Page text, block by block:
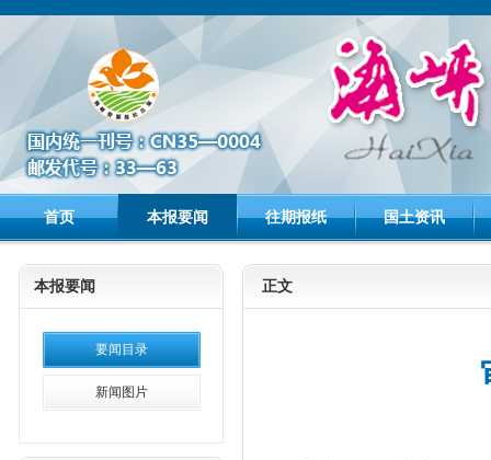
首页 本报要闻 往期报纸 国土资讯
本报要闻
要闻目录
新闻图片
正文